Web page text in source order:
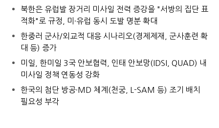
북한은 유럽발 장거리 미사일 전력 증강을 "서방의 집단 표
적화"로 규정, 미·유럽 동시 도발 명분 확대
한중러 군사/외교적 대응 시나리오(경제제재, 군사훈련 확
대 등) 증가
미일, 한미일 3국 안보협력, 인태 안보망(IDSI, QUAD) 내
미사일 정책 연동성 강화
한국의 첨단 방공·MD 체계(천궁, L-SAM 등) 조기 배치
필요성 부각